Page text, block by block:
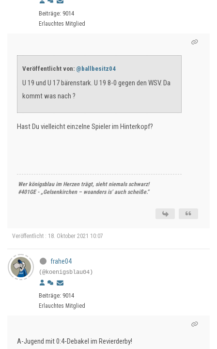
Beiträge: 9014
Erlauchtes Mitglied
Veröffentlicht von: @ballbesitz04
U 19 und U 17 bärenstark. U 19 8-0 gegen den WSV. Da
kommt was nach ?
Hast Du vielleicht einzelne Spieler im Hinterkopf?
Wer königsblau im Herzen trägt, sieht niemals schwarz!
#401GE - „Gelsenkirchen – woanders is’ auch scheiße.“
Veröffentlicht : 18. Oktober 2021 10:07
frahe04
(@koenigsblau04)
Beiträge: 9014
Erlauchtes Mitglied
A-Jugend mit 0:4-Debakel im Revierderby!